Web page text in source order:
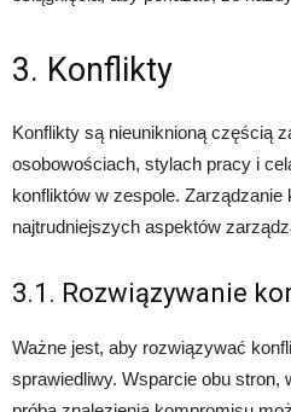
3. Konflikty
Konflikty są nieuniknioną częścią
osobowościach, stylach pracy i
konfliktów w zespole. Zarządzanie
najtrudniejszych aspektów
3.1. Rozwiązywanie
Ważne jest, aby rozwiązywać
sprawiedliwy. Wsparcie obu stron,